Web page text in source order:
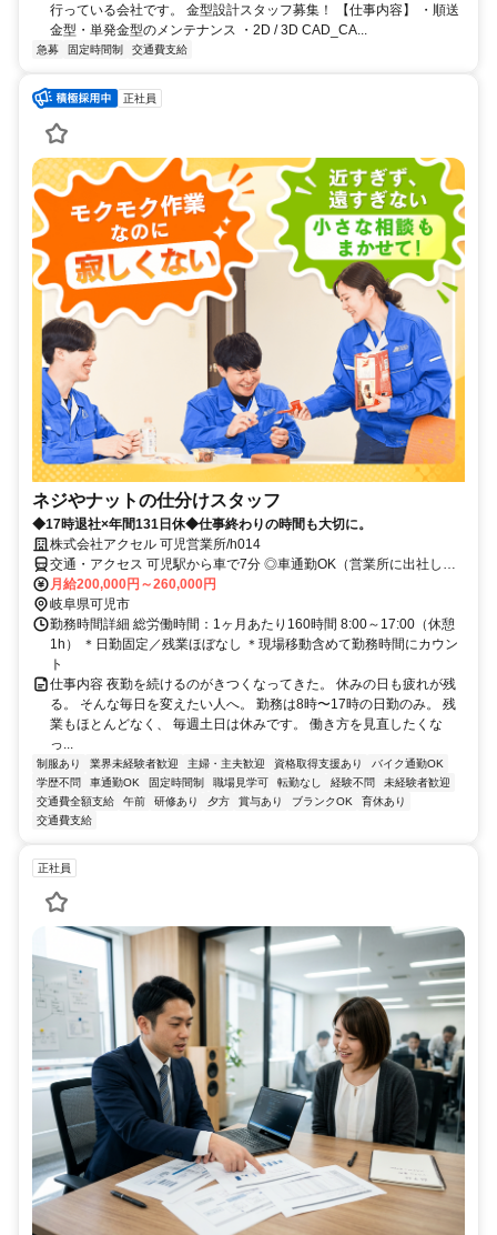
行っている会社です。 金型設計スタッフ募集！ 【仕事内容】 ・順送
金型・単発金型のメンテナンス ・2D / 3D CAD_CA...
急募 固定時間制 交通費支給
正社員
ネジやナットの仕分けスタッフ
◆17時退社×年間131日休◆仕事終わりの時間も大切に。
株式会社アクセル 可児営業所/h014
交通・アクセス 可児駅から車で7分 ◎車通勤OK（営業所に出社し
て、チームで顧客先へ移動します）
月給200,000円～260,000円
岐阜県可児市
勤務時間詳細 総労働時間：1ヶ月あたり160時間 8:00～17:00（休憩
1h） ＊日勤固定／残業ほぼなし ＊現場移動含めて勤務時間にカウン
ト
仕事内容 夜勤を続けるのがきつくなってきた。 休みの日も疲れが残
る。 そんな毎日を変えたい人へ。 勤務は8時〜17時の日勤のみ。 残
業もほとんどなく、 毎週土日は休みです。 働き方を見直したくな
っ...
制服あり 業界未経験者歓迎 主婦・主夫歓迎 資格取得支援あり
バイク通勤OK
学歴不問
車通勤OK 固定時間制 職場見学可 転勤なし 経験不問
未経験者歓迎
交通費全額支給
午前 研修あり 夕方 賞与あり ブランクOK
育休あり
交通費支給
正社員